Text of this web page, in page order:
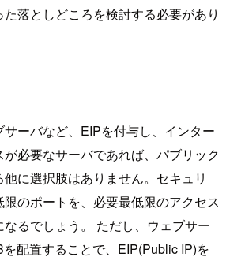
た落としどころを検討する必要があり
ーバなど、EIPを付与し、インター
必要なサーバであれば、パブリック
に選択肢はありません。セキュリ
のポートを、必要最低限のアクセス
るでしょう。 ただし、ウェブサー
配置することで、EIP(Public IP)を